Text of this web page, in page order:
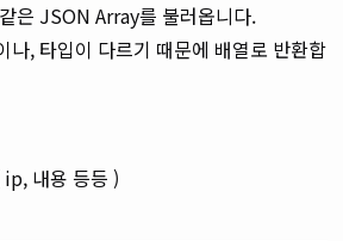
은 JSON Array를 불러옵니다.
나, 타입이 다르기 때문에 배열로 반환합
내용 등등 )